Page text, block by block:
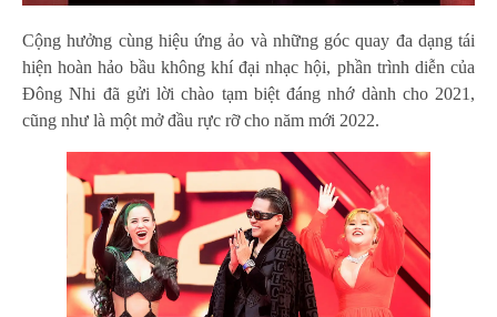
Cộng hưởng cùng hiệu ứng ảo và những góc quay đa dạng tái
hiện hoàn hảo bầu không khí đại nhạc hội, phần trình diễn của
Đông Nhi đã gửi lời chào tạm biệt đáng nhớ dành cho 2021,
cũng như là một mở đầu rực rỡ cho năm mới 2022.